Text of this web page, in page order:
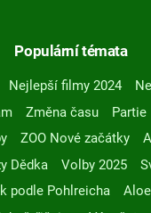
Populární témata
Nejlepší filmy 2024
Změna času Partie
ZOO Nové začátky
Dědka
Volby 2025
podle Pohlreicha